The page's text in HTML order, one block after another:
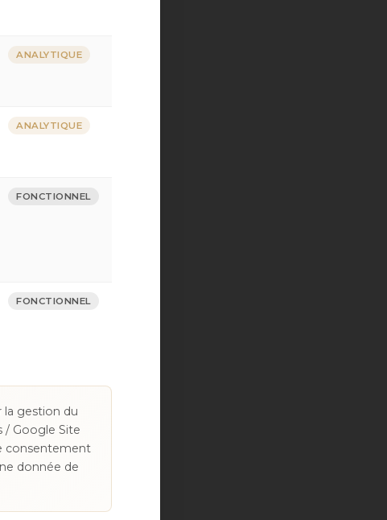
ANALYTIQUE
ANALYTIQUE
FONCTIONNEL
FONCTIONNEL
la gestion du
/ Google Site
consentement
donnée de